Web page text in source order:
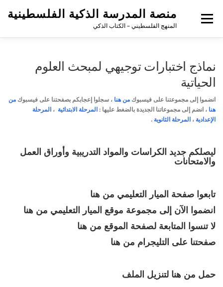
منصة المدرسة الذكية الفلسطينية
المنهج الفلسطيني – الكتاب الذكي
القائمة
نماذج اختبارات توجيهي لمبحث العلوم
الحياتية
انضموا إلى مجموعتنا على فيسبوك من هنا ، سجلوا إعجابكم بصفحتنا على فيسبوك من
هنا ، انضم إلى مجموعاتنا الجديدة بالضغط عليها : المرحلة الابتدائية ، المرحلة
الإعدادية ، المرحلة الثانوية .
ليصلكم جديد الكراسات والمواد التدريبية وأوراق العمل
والامتحانات
تابعوا صفحة الميار التعليمي من هنا
انضموا الآن إلى مجموعة موقع الميار التعليمي من هنا
لا تنسوا المتابعة لصفحة الموقع من هنا
صفحتنا على التليجرام من هنا
حمل من هنا لتنزيل الملف